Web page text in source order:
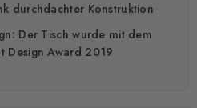
durchdachter Konstruktion
Der Tisch wurde mit dem
Design Award 2019